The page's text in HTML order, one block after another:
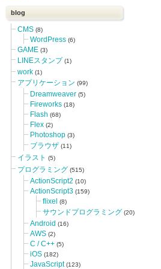
blog
CMS (8)
WordPress (6)
GAME (3)
LINEスタンプ (1)
work (1)
アプリケーション (99)
Dreamweaver (5)
Fireworks (18)
Flash (68)
Flex (2)
Photoshop (3)
ブラウザ (11)
イラスト (5)
プログラミング (515)
ActionScript2 (10)
ActionScript3 (159)
flixel (8)
サウンドプログラミング (20)
Android (16)
AWS (2)
C / C++ (5)
iOS (182)
JavaScript(123)